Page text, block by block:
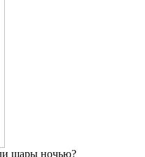
шары ночью?